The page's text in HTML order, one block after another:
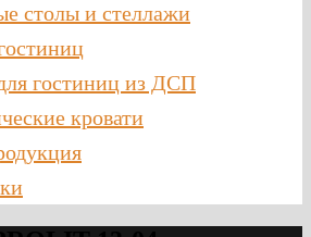
столы и стеллажи
гостиниц из ДСП
кровати